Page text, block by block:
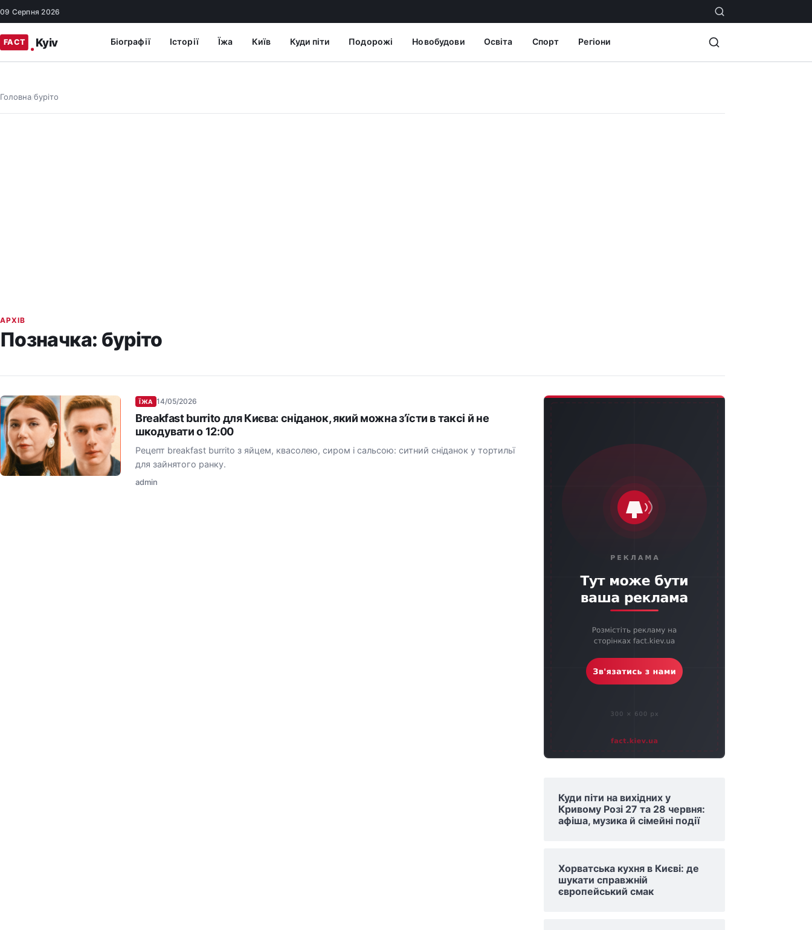
09 Серпня 2026
Біографії Історії Їжа Київ Куди піти Подорожі Новобудови Освіта Спорт Регіони
Головна/буріто
АРХІВ
Позначка: буріто
ЇЖА 14/05/2026
Breakfast burrito для Києва: сніданок, який можна з’їсти в таксі й не
шкодувати о 12:00
Рецепт breakfast burrito з яйцем, квасолею, сиром і сальсою: ситний сніданок у тортильї
для зайнятого ранку.
admin
Куди піти на вихідних у
Кривому Розі 27 та 28 червня:
афіша, музика й сімейні події
Хорватська кухня в Києві: де
шукати справжній
європейський смак